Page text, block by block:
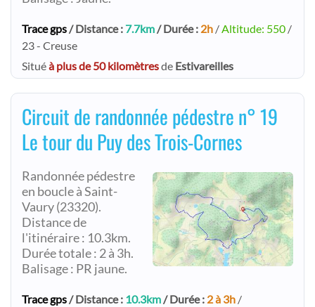
Trace gps/ Distance : 7.7km/ Durée : 2h /Altitude: 550 /
23 - Creuse
Situéà plus de 50 kilomètresde Estivareilles
Circuit de randonnée pédestre n° 19
Le tour du Puy des Trois-Cornes
Randonnée pédestre
en boucle à Saint-
Vaury (23320).
Distance de
l'itinéraire : 10.3km.
Durée totale : 2 à 3h.
Balisage : PR jaune.
Trace gps/ Distance : 10.3km/ Durée : 2 à 3h /